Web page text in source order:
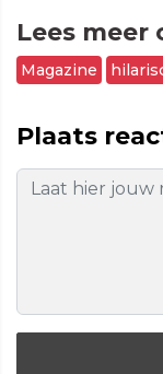
Lees meer
Magazine
Plaats